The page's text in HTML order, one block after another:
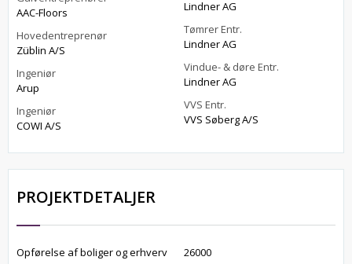
AAC-Floors
Hovedentreprenør
Züblin A/S
Ingeniør
Arup
Ingeniør
COWI A/S
Lindner AG
Tømrer Entr.
Lindner AG
Vindue- & døre Entr.
Lindner AG
VVS Entr.
VVS Søberg A/S
PROJEKTDETALJER
Opførelse af boliger og erhverv
26000